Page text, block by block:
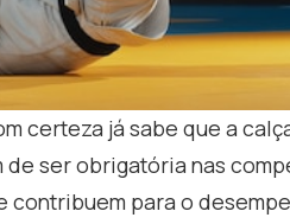
certeza já sabe que a
ser obrigatória nas
para o